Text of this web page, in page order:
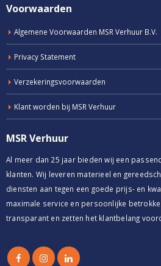
Voorwaarden
Algemene Voorwaarden MSR Verhuur B.V.
Privacy Statement
Verzekeringsvoorwaarden
Klant worden bij MSR Verhuur
MSR Verhuur
Al meer dan 25 jaar bieden wij een
klanten. Wij leveren materieel en
diensten aan tegen een goede prijs- en
maximale service en persoonlijke
transparant en zetten het klantbelang